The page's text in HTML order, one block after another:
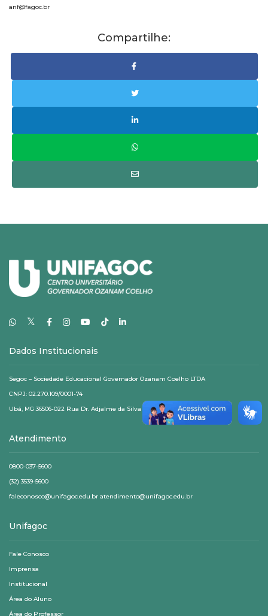
anf@fagoc.br
Compartilhe:
𝕏
Dados Institucionais
Segoc – Sociedade Educacional Governador Ozanam Coelho LTDA
CNPJ: 02.270.109/0001-74
Ubá, MG 36506-022 Rua Dr. Adjalme da Silva Botelho, 20
Atendimento
0800-037-5600
(32) 3539-5600
faleconosco@unifagoc.edu.br atendimento@unifagoc.edu.br
Unifagoc
Fale Conosco
Imprensa
Institucional
Área do Aluno
Área do Professor